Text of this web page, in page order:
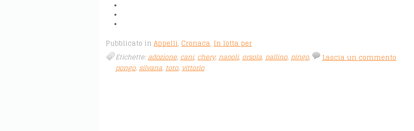
Pubblicato in Appelli, Cronaca, In lotta per
Lascia un commento
Etichette:adozione, cani, chery, napoli, orsola, pallino, pingo,
pongo, silvana, toto, vittorio